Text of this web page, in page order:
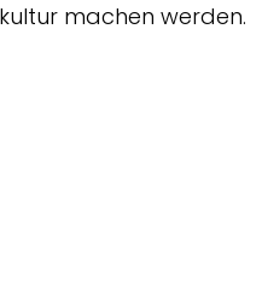
machen werden.